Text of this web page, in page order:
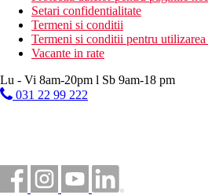
Piscine
Sezlonguri si umbrele gratuite la
Piscina pentru copii
Bar langa piscina
Sezlonguri langa piscina
Setari confidentialitate
Termeni si conditii
Termeni si conditii pentru
Vacante in rate
Lu - Vi 8am-20pm l Sb 9am-18 pm
031 22 99 222